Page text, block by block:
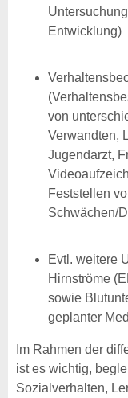
Entwicklung)
von
Verwandten,
Jugendarzt,
Feststellen
Schwächen/
Evtl. weitere
Hirnströme
sowie
geplanter
Im Rahmen der
ist es wichtig,
Sozialverhalten,